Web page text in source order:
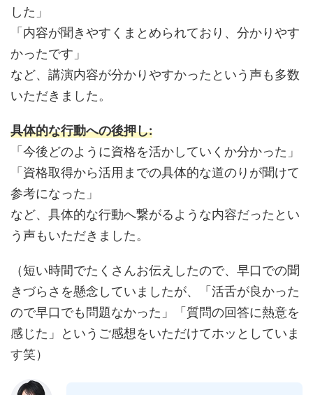
した」
「内容が聞きやすくまとめられており、分かりやす
かったです」
など、講演内容が分かりやすかったという声も多数
いただきました。
具体的な行動への後押し:
「今後どのように資格を活かしていくか分かった」
「資格取得から活用までの具体的な道のりが聞けて
参考になった」
など、具体的な行動へ繋がるような内容だったとい
う声もいただきました。
（短い時間でたくさんお伝えしたので、早口での聞
きづらさを懸念していましたが、「活舌が良かった
ので早口でも問題なかった」「質問の回答に熱意を
感じた」というご感想をいただけてホッとしていま
す笑）